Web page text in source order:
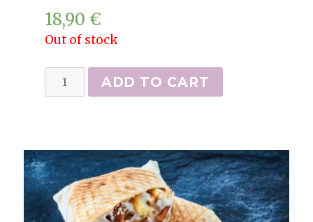
18,90 €
Out of stock
Mega
Tacos
quantity
ADD TO CART